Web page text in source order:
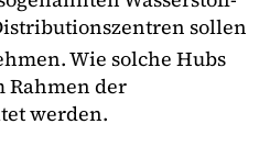
sollen
Wie solche Hubs
Rahmen der
werden.